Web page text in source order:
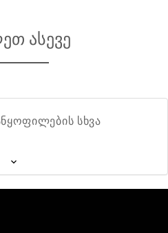
ასევე
სხვა